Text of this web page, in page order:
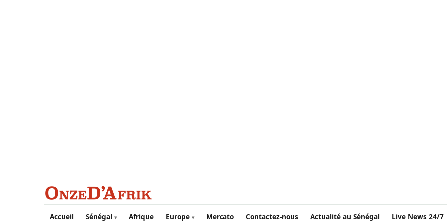
Aller au contenu principal
Accueil Sénégal Afrique Europe Mercato Contactez-nous Actualité au Sénégal Live News 24/7